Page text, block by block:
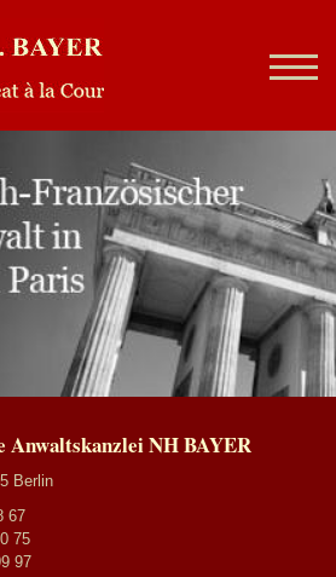
Anwaltskanzlei NH BAYER
Berlin
67
75
97